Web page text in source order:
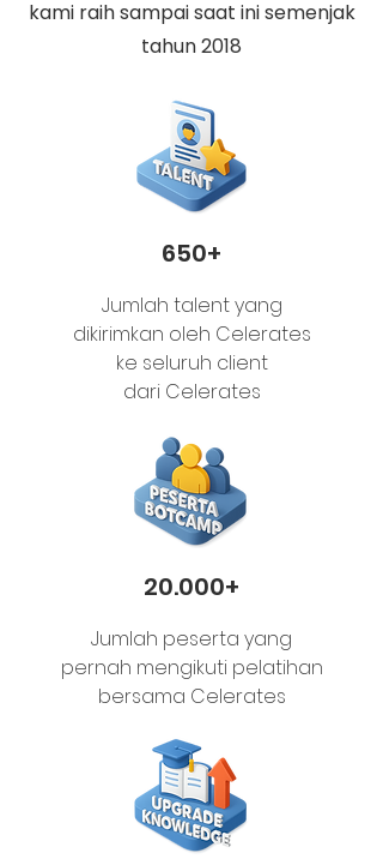
kami raih sampai saat ini semenjak
tahun 2018
650+
Jumlah talent yang
dikirimkan oleh Celerates
ke seluruh client
dari Celerates
20.000+
Jumlah peserta yang
pernah mengikuti pelatihan
bersama Celerates